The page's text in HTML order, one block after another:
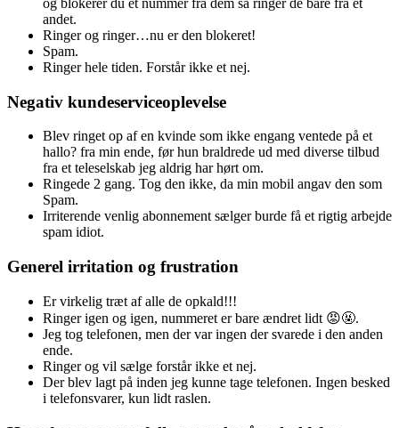
og blokerer du ét nummer fra dem så ringer de bare fra et
andet.
Ringer og ringer…nu er den blokeret!
Spam.
Ringer hele tiden. Forstår ikke et nej.
Negativ kundeserviceoplevelse
Blev ringet op af en kvinde som ikke engang ventede på et
hallo? fra min ende, før hun braldrede ud med diverse tilbud
fra et teleselskab jeg aldrig har hørt om.
Ringede 2 gang. Tog den ikke, da min mobil angav den som
Spam.
Irriterende venlig abonnement sælger burde få et rigtig arbejde
spam idiot.
Generel irritation og frustration
Er virkelig træt af alle de opkald!!!
Ringer igen og igen, nummeret er bare ændret lidt 😡🤬.
Jeg tog telefonen, men der var ingen der svarede i den anden
ende.
Ringer og vil sælge forstår ikke et nej.
Der blev lagt på inden jeg kunne tage telefonen. Ingen besked
i telefonsvarer, kun lidt raslen.